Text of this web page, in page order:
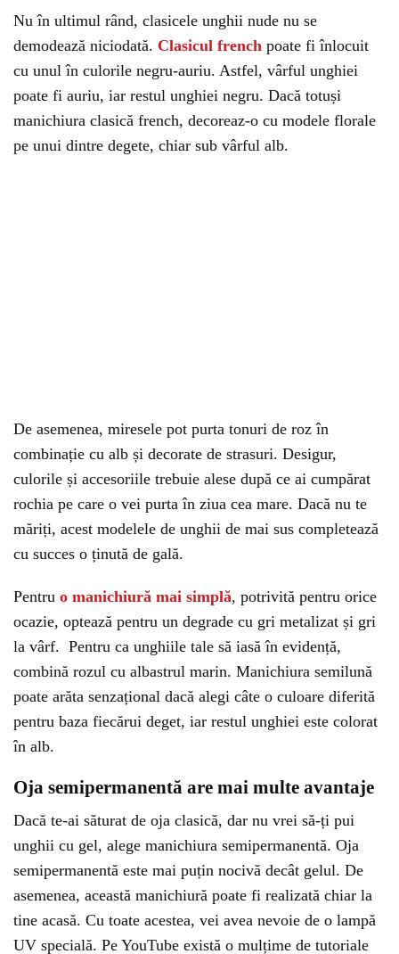
Nu în ultimul rând, clasicele unghii nude nu se
demodează niciodată. Clasicul french poate fi înlocuit
cu unul în culorile negru-auriu. Astfel, vârful unghiei
poate fi auriu, iar restul unghiei negru. Dacă totuși
manichiura clasică french, decoreaz-o cu modele florale
pe unui dintre degete, chiar sub vârful alb.
De asemenea, miresele pot purta tonuri de roz în
combinație cu alb și decorate de strasuri. Desigur,
culorile și accesoriile trebuie alese după ce ai cumpărat
rochia pe care o vei purta în ziua cea mare. Dacă nu te
măriți, acest modelele de unghii de mai sus completează
cu succes o ținută de gală.
Pentru o manichiură mai simplă, potrivită pentru orice
ocazie, optează pentru un degrade cu gri metalizat și gri
la vârf. Pentru ca unghiile tale să iasă în evidență,
combină rozul cu albastrul marin. Manichiura semilună
poate arăta senzațional dacă alegi câte o culoare diferită
pentru baza fiecărui deget, iar restul unghiei este colorat
în alb.
Oja semipermanentă are mai multe avantaje
Dacă te-ai săturat de oja clasică, dar nu vrei să-ți pui
unghii cu gel, alege manichiura semipermanentă. Oja
semipermanentă este mai puțin nocivă decât gelul. De
asemenea, această manichiură poate fi realizată chiar la
tine acasă. Cu toate acestea, vei avea nevoie de o lampă
UV specială. Pe YouTube există o mulțime de tutoriale